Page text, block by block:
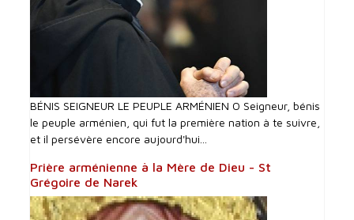
BÉNIS SEIGNEUR LE PEUPLE ARMÉNIEN O Seigneur, bénis
le peuple arménien, qui fut la première nation à te suivre,
et il persévère encore aujourd'hui...
Prière arménienne à la Mère de Dieu - St
Grégoire de Narek